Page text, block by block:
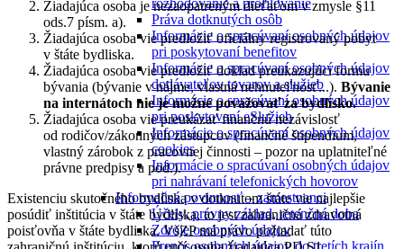
rozhodovanie a profilovanie
Práva dotknutých osôb
Informácie o spracúvaní osobných údajov
pri poskytovaní benefitov
Informácie o spracúvaní osobných údajov
dodávateľov tovarov a služieb
Informácie o spracúvaní osobných údajov
pri poskytovaní eSlužieb
Informácie o spracúvaní osobných údajov
cookies
Informácie o spracúvaní osobných údajov
pri nahrávaní telefonických hovorov
Informačná povinnosť – zamestnanci
Účely, právny základ, retenčná doba
Zdroje osobných údajov
Prenos osobných údajov do tretích krajín
Žiadajúca osoba je nezaopatreným dieťaťom v zmysle §11
ods.7 písm. a).
Žiadajúca osoba vie predložiť oficiálny registrovaný pobyt
v štáte bydliska.
Žiadajúca osoba vie predložiť doklad preukazujúci formu
bývania (bývanie v nájme, vlastná nehnuteľnosť...). Bývanie
na internátoch nie je možné považovať za bydlisko.
Žiadajúca osoba vie preukázať finančnú nezávislosť
od rodičov/zákonných zástupcov (finančné štipendium,
vlastný zárobok z pracovnej činnosti – pozor na uplatniteľné
právne predpisy a pod.).
Existenciu skutočného bydliska v dotknutom štáte vie najlepšie
posúdiť inštitúcia v štáte bydliska, to jest zahraničná zdravotná
poisťovňa v štáte bydliska. VšZP má právo požiadať túto